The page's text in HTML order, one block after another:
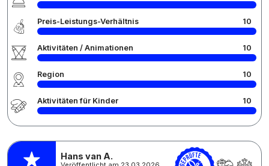
Preis-Leistungs-Verhältnis 10
Aktivitäten / Animationen 10
Region 10
Aktivitäten für Kinder 10
Hans van A.